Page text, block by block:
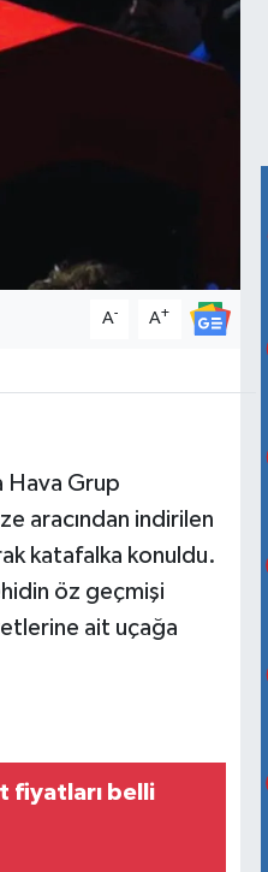
A- A+
Hava Grup
aracından indirilen
katafalka konuldu.
öz geçmişi
ait uçağa
fiyatları belli